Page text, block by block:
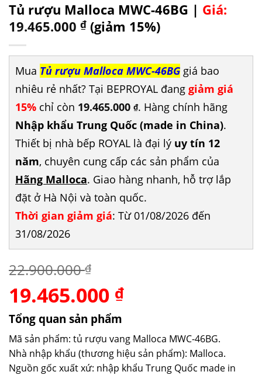
Tủ rượu Malloca MWC-46BG | Giá:
19.465.000 ₫ (giảm 15%)
Mua Tủ rượu Malloca MWC-46BG giá bao
nhiêu rẻ nhất? Tại BEPROYAL đang giảm giá
15% chỉ còn 19.465.000 ₫. Hàng chính hãng
Nhập khẩu Trung Quốc (made in China).
Thiết bị nhà bếp ROYAL là đại lý uy tín 12
năm, chuyên cung cấp các sản phẩm của
Hãng Malloca. Giao hàng nhanh, hỗ trợ lắp
đặt ở Hà Nội và toàn quốc.
Thời gian giảm giá: Từ 01/08/2026 đến
31/08/2026
22.900.000₫
Giá
gốc
là:
22.900.000 ₫.
19.465.000 ₫Giá
là:
19.465.000 ₫.
Tổng quan sản phẩm
Mã sản phẩm: tủ rượu vang Malloca MWC-46BG.
Nhà nhập khẩu (thương hiệu sản phẩm): Malloca.
Nguồn gốc xuất xứ: nhập khẩu Trung Quốc made in